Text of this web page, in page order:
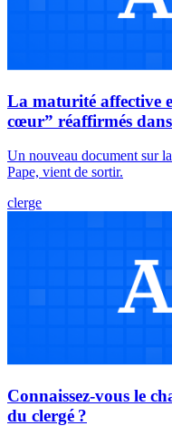
La maturité affective
cœur” réaffirmés
Un nouveau document sur
Pape, vient de sortir.
clerge
Connaissez-vous le
du clergé ?